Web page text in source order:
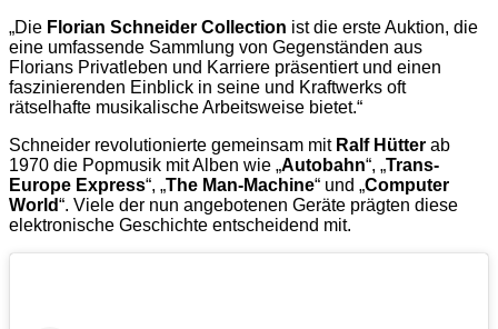
„Die Florian Schneider Collection ist die erste Auktion, die
eine umfassende Sammlung von Gegenständen aus
Florians Privatleben und Karriere präsentiert und einen
faszinierenden Einblick in seine und Kraftwerks oft
rätselhafte musikalische Arbeitsweise bietet.“
Schneider revolutionierte gemeinsam mit Ralf Hütter ab
1970 die Popmusik mit Alben wie „Autobahn“, „Trans-
Europe Express“, „The Man-Machine“ und „Computer
World“. Viele der nun angebotenen Geräte prägten diese
elektronische Geschichte entscheidend mit.